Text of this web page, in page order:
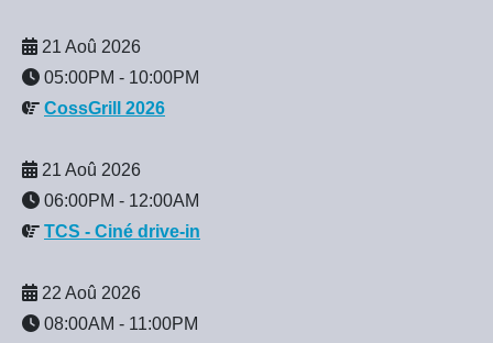
21 Aoû 2026
05:00PM - 10:00PM
CossGrill 2026
21 Aoû 2026
06:00PM - 12:00AM
TCS - Ciné drive-in
22 Aoû 2026
08:00AM - 11:00PM